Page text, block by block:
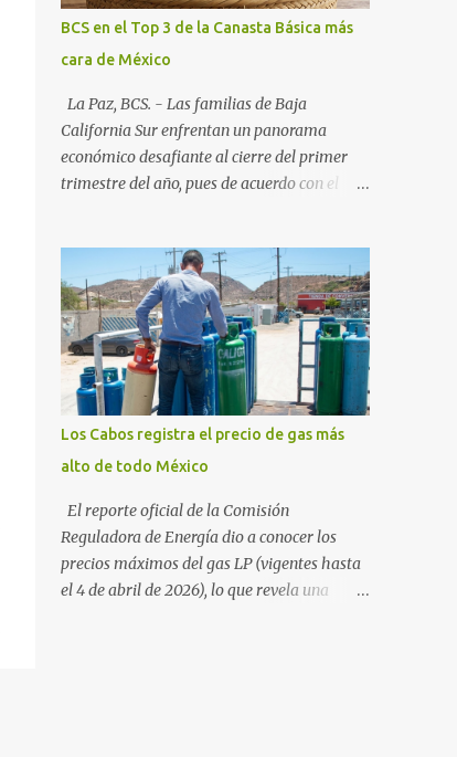
son optimistas, con un promedio estatal que
supera el 70% . Sin embargo, la sorpresa del
año la ha dado el norte del estado. Comondú
encabeza las expectativas con un
impresionante 89% de ocupación,
impulsado por el interés creciente en el
turismo de naturaleza. Le siguen destinos
Nuevo). La Paz: 66%. Loreto: 58%. Mulegé:
54%. "Estamos viendo un fenómeno de
diversificación. Ya no solo vienen por el lujo
de Los Cabos, sino por la aut...
BCS en el Top 3 de la Canasta Básica más
cara de México
La Paz, BCS. - Las familias de Baja
California Sur enfrentan un panorama
económico desafiante al cierre del primer
trimestre del año, pues de acuerdo con el
sudcalifornia se consolidó como la tercera
entidad con el costo de vida más elevado en
cuanto a productos de primera necesidad a
nivel nacional. Los datos correspondientes al
cierre de marzo y la primera semana de
abril revelan que adquirir el paquete de los
24 productos esenciales alcanzó un precio de
942.50 pesos en la ciudad de La Paz . Este
monto fue detectado específicamente en el
establecimiento Bodega Aurrera ubicado en
el fraccionamiento Camino Real, superando
la barrera de los 910 pesos establecida como
meta por el gobierno federal en el Paquete
Los Cabos registra el precio de gas más
alto de todo México
El reporte oficial de la Comisión
Reguladora de Energía dio a conocer los
precios máximos del gas LP (vigentes hasta
el 4 de abril de 2026), lo que revela una